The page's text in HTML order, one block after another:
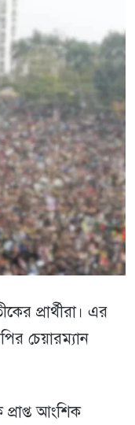
প্রার্থীরা। এর
চেয়ারম্যান
প্রাপ্ত আংশিক